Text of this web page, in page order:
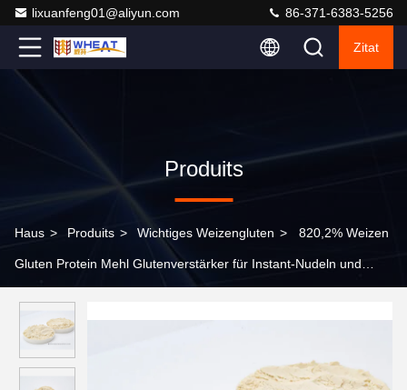
lixuanfeng01@aliyun.com 86-371-6383-5256
Zitat
Produits
Haus > Produits > Wichtiges Weizengluten > 820,2% Weizen
Gluten Protein Mehl Glutenverstärker für Instant-Nudeln und